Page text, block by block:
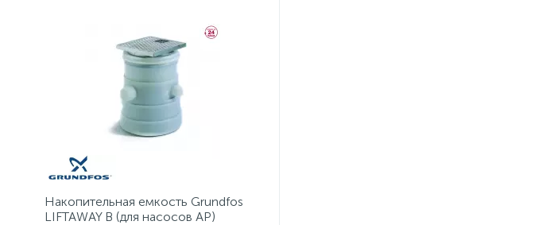
Накопительная емкость Grundfos
LIFTAWAY B (для насосов AP)